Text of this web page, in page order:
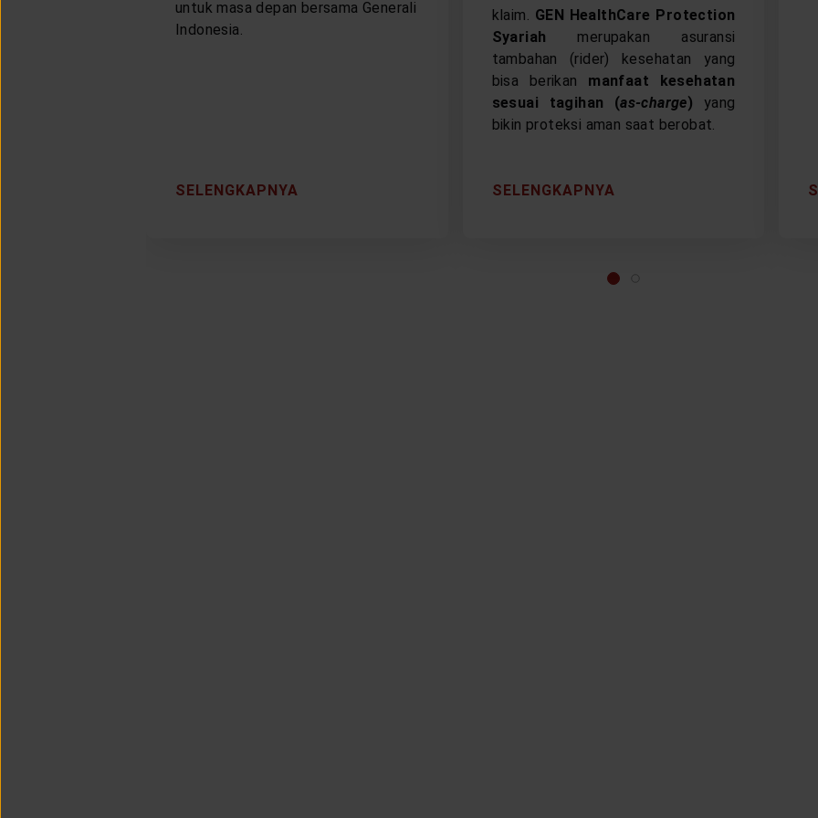
untuk masa depan bersama Generali
Indonesia.
SELENGKAPNYA
klaim. GEN HealthCare Protection
Syariah merupakan asuransi
tambahan (rider) kesehatan yang
bisa berikan manfaat kesehatan
sesuai tagihan (as-charge) yang
bikin proteksi aman saat berobat.
SELENGKAPNYA